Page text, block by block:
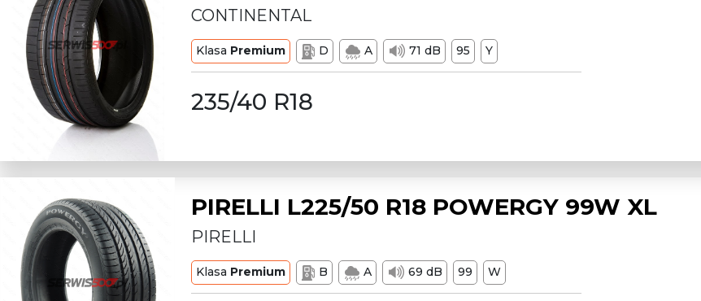
CONTINENTAL
Klasa Premium D A 71 dB 95 Y
235/40 R18
PIRELLI L225/50 R18 POWERGY 99W XL
PIRELLI
Klasa Premium B A 69 dB 99 W